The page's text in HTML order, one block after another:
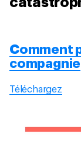
Comment
compagnie
Téléchargez